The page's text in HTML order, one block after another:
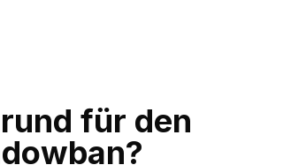
für den